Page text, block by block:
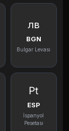
лв
BGN
Bulgar Levası
₧
ESP
İspanyol
Pesetası